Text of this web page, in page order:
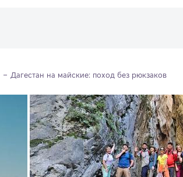
Дагестан на майские: поход без рюкзаков